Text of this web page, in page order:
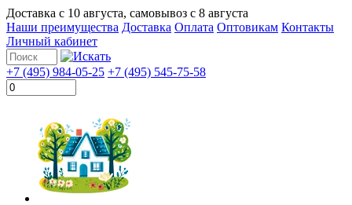
Доставка с 10 августа, самовывоз с 8 августа
Наши преимущества Доставка Оплата Оптовикам Контакты
Личный кабинет
+7 (495) 984-05-25 +7 (495) 545-75-58